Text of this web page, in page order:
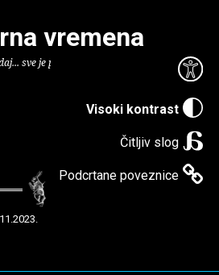
Visoki kontrast
Čitljiv slog
Podcrtane poveznice
vremena
sve je puno knjiga.